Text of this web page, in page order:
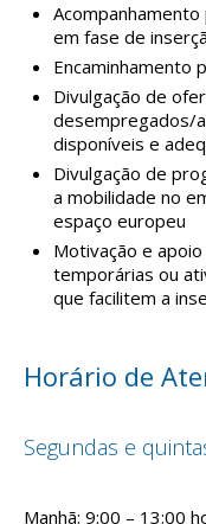
em fase de
Encaminhamento
Divulgação de
desempregados/
disponíveis e
Divulgação de
a mobilidade no
espaço europeu
Motivação e
temporárias ou
que facilitem a
Horário de
Segundas e
Manhã: 9:00 – 13:00